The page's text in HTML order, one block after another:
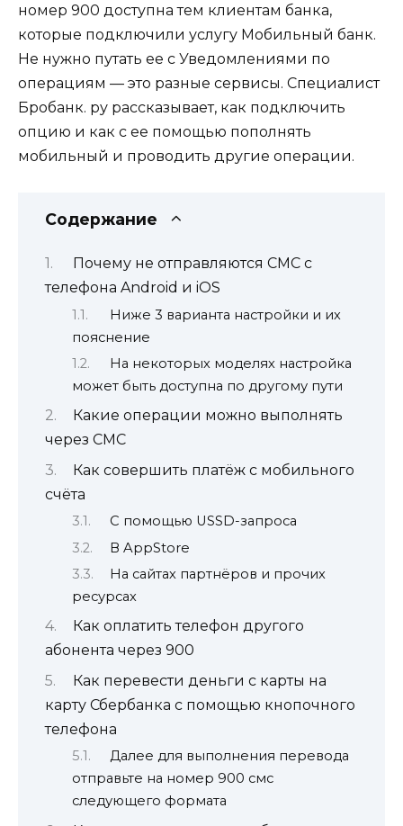
номер 900 доступна тем клиентам банка,
которые подключили услугу Мобильный банк.
Не нужно путать ее с Уведомлениями по
операциям — это разные сервисы. Специалист
Бробанк. ру рассказывает, как подключить
опцию и как с ее помощью пополнять
мобильный и проводить другие операции.
Содержание
Почему не отправляются СМС с
телефона Android и iOS
Ниже 3 варианта настройки и их
пояснение
На некоторых моделях настройка
может быть доступна по другому пути
Какие операции можно выполнять
через СМС
Как совершить платёж с мобильного
счёта
С помощью USSD-запроса
В AppStore
На сайтах партнёров и прочих
ресурсах
Как оплатить телефон другого
абонента через 900
Как перевести деньги с карты на
карту Сбербанка с помощью кнопочного
телефона
Далее для выполнения перевода
отправьте на номер 900 смс
следующего формата